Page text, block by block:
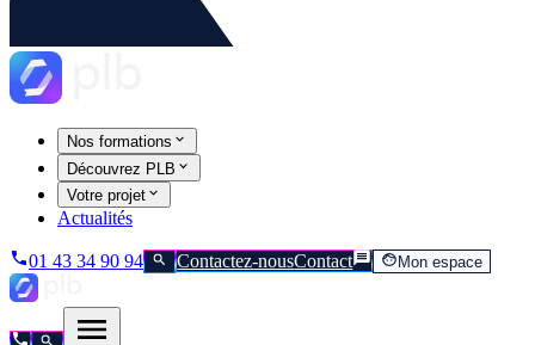
Nos formations
Découvrez PLB
Votre projet
Actualités
01 43 34 90 94 Contactez-nousContact Mon espace